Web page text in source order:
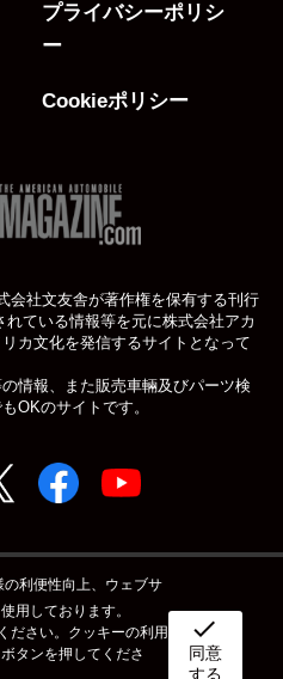
プライバシーポリシ
ー
Cookieポリシー
会社文友舎が著作権を保有する刊行
れている情報等を元に株式会社アカ
カ文化を発信するサイトとなって
情報、また販売車輛及びパーツ検
OKのサイトです。
車マガジン公式WEBサイト
ーカー カスタム&メンテナンス
利便性向上、ウェブサ
用しております。
ださい。クッキーの利用
タンを押してくださ
check
同意
する